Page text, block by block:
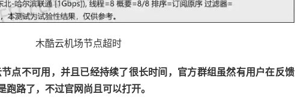
木酷云机场节点超时
点不可用，并且已经持续了很长时间，官方群组虽然有用户在反馈
路了，不过官网尚且可以打开。